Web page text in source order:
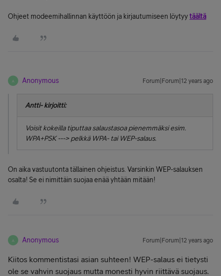
Ohjeet modeemihallinnan käyttöön ja kirjautumiseen löytyytäältä
A Anonymous Forum|Forum|12 years ago
Antti- kirjoitti:
Voisit kokeilla tiputtaa salaustasoa pienemmäksi esim.
WPA+PSK ---> pelkkä WPA- tai WEP-salaus.
On aika vastuutonta tällainen ohjeistus. Varsinkin WEP-salauksen
osalta! Se ei nimittäin suojaa enää yhtään mitään!
A Anonymous Forum|Forum|12 years ago
Kiitos kommentistasi asian suhteen! WEP-salaus ei tietysti
ole se vahvin suojaus mutta monesti hyvin riittävä suojaus.